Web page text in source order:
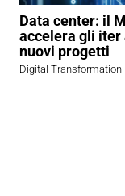
Data center: il
accelera gli
nuovi progetti
Digital Transformation